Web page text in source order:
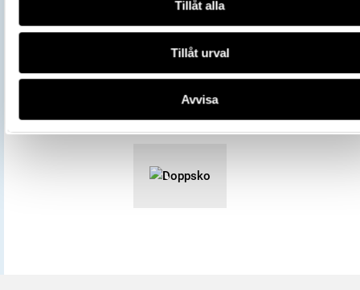
Tillåt alla
Tillåt urval
Avvisa
All textinformation (metadata) på denna sida är fri att använda
licensen CC0.